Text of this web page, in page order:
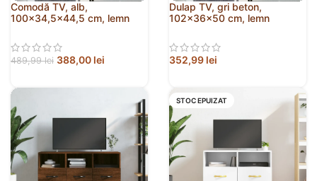
Comodă TV, alb,
100×34,5×44,5 cm, lemn
489,99lei 388,00 lei
Dulap TV, gri beton,
102x36x50 cm, lemn
352,99 lei
STOC EPUIZAT